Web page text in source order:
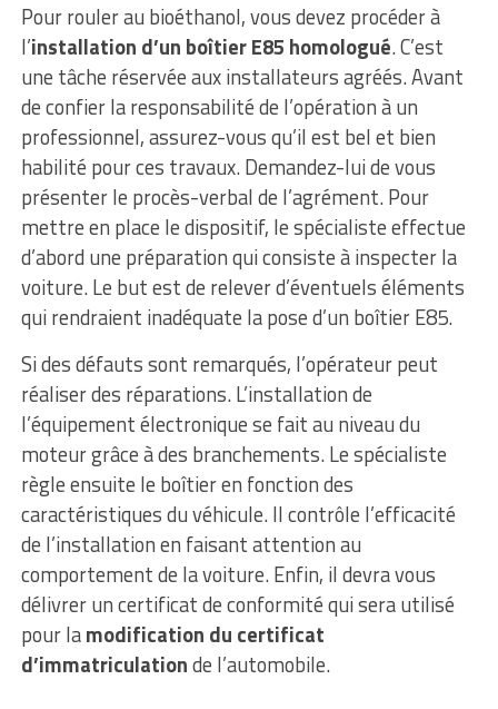
Pour rouler au bioéthanol, vous devez procéder à
l’installation d’un boîtier E85 homologué. C’est
une tâche réservée aux installateurs agréés. Avant
de confier la responsabilité de l’opération à un
professionnel, assurez-vous qu’il est bel et bien
habilité pour ces travaux. Demandez-lui de vous
présenter le procès-verbal de l’agrément. Pour
mettre en place le dispositif, le spécialiste effectue
d’abord une préparation qui consiste à inspecter la
voiture. Le but est de relever d’éventuels éléments
qui rendraient inadéquate la pose d’un boîtier E85.
Si des défauts sont remarqués, l’opérateur peut
réaliser des réparations. L’installation de
l’équipement électronique se fait au niveau du
moteur grâce à des branchements. Le spécialiste
règle ensuite le boîtier en fonction des
caractéristiques du véhicule. Il contrôle l’efficacité
de l’installation en faisant attention au
comportement de la voiture. Enfin, il devra vous
délivrer un certificat de conformité qui sera utilisé
pour lamodification du certificat
d’immatriculationde l’automobile.